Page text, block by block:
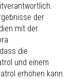
der
mit der
die
und einem
erhöhen kann.